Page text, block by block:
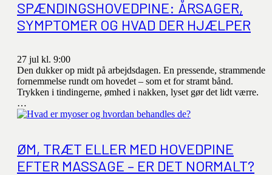
SPÆNDINGSHOVEDPINE: ÅRSAGER,
SYMPTOMER OG HVAD DER HJÆLPER
27 jul kl. 9:00
Den dukker op midt på arbejdsdagen. En pressende, strammende
fornemmelse rundt om hovedet – som et for stramt bånd.
Trykken i tindingerne, ømhed i nakken, lyset gør det lidt værre.
…
ØM, TRÆT ELLER MED HOVEDPINE
EFTER MASSAGE – ER DET NORMALT?